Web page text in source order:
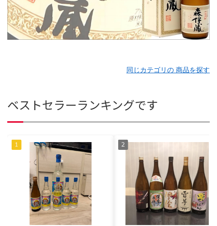
同じカテゴリの 商品を探す
ベストセラーランキングです